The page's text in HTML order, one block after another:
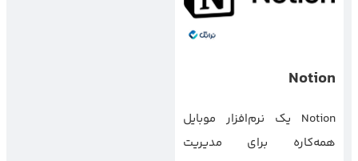
Notion
Notion یک نرم‌افزار موبایل
همه‌کاره برای مدیریت